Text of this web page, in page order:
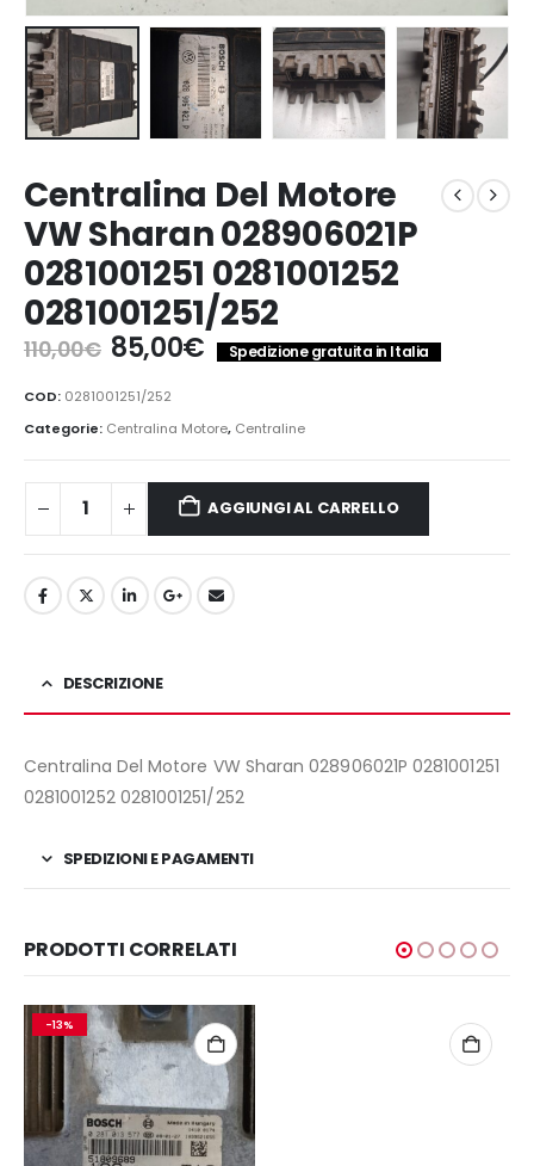
Centralina Del Motore
VW Sharan 028906021P
0281001251 0281001252
0281001251/252
110,00€ Il
prezzo
originale
era:
110,00€.
85,00€Il
prezzo
è:
85,00€.
Spedizione gratuita in Italia
COD: 0281001251/252
Categorie: Centralina Motore, Centraline
AGGIUNGI AL CARRELLO
DESCRIZIONE
Centralina Del Motore VW Sharan 028906021P 0281001251
0281001252 0281001251/252
SPEDIZIONI E PAGAMENTI
PRODOTTI CORRELATI
-13%